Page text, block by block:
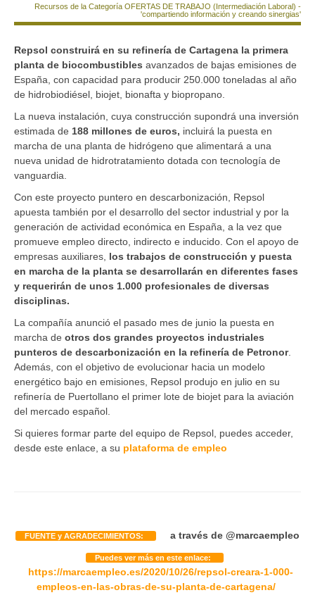
Recursos de la Categoría OFERTAS DE TRABAJO (Intermediación Laboral) -
'compartiendo información y creando sinergias'
Repsol construirá en su refinería de Cartagena la primera
planta de biocombustibles avanzados de bajas emisiones de
España, con capacidad para producir 250.000 toneladas al año
de hidrobiodiésel, biojet, bionafta y biopropano.
La nueva instalación, cuya construcción supondrá una inversión
estimada de 188 millones de euros, incluirá la puesta en
marcha de una planta de hidrógeno que alimentará a una
nueva unidad de hidrotratamiento dotada con tecnología de
vanguardia.
Con este proyecto puntero en descarbonización, Repsol
apuesta también por el desarrollo del sector industrial y por la
generación de actividad económica en España, a la vez que
promueve empleo directo, indirecto e inducido. Con el apoyo de
empresas auxiliares, los trabajos de construcción y puesta
en marcha de la planta se desarrollarán en diferentes fases
y requerirán de unos 1.000 profesionales de diversas
disciplinas.
La compañía anunció el pasado mes de junio la puesta en
marcha de otros dos grandes proyectos industriales
punteros de descarbonización en la refinería de Petronor.
Además, con el objetivo de evolucionar hacia un modelo
energético bajo en emisiones, Repsol produjo en julio en su
refinería de Puertollano el primer lote de biojet para la aviación
del mercado español.
Si quieres formar parte del equipo de Repsol, puedes acceder,
desde este enlace, a su plataforma de empleo
FUENTE y AGRADECIMIENTOS: a través de @marcaempleo
Puedes ver más en este enlace:
https://marcaempleo.es/2020/10/26/repsol-creara-1-000-
empleos-en-las-obras-de-su-planta-de-cartagena/